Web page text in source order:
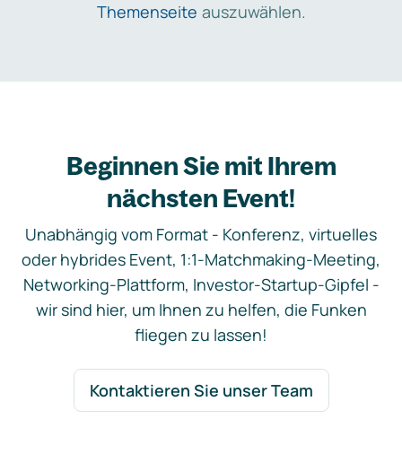
Themenseite auszuwählen.
Beginnen Sie mit Ihrem
nächsten Event!
Unabhängig vom Format - Konferenz, virtuelles
oder hybrides Event, 1:1-Matchmaking-Meeting,
Networking-Plattform, Investor-Startup-Gipfel -
wir sind hier, um Ihnen zu helfen, die Funken
fliegen zu lassen!
Kontaktieren Sie unser Team